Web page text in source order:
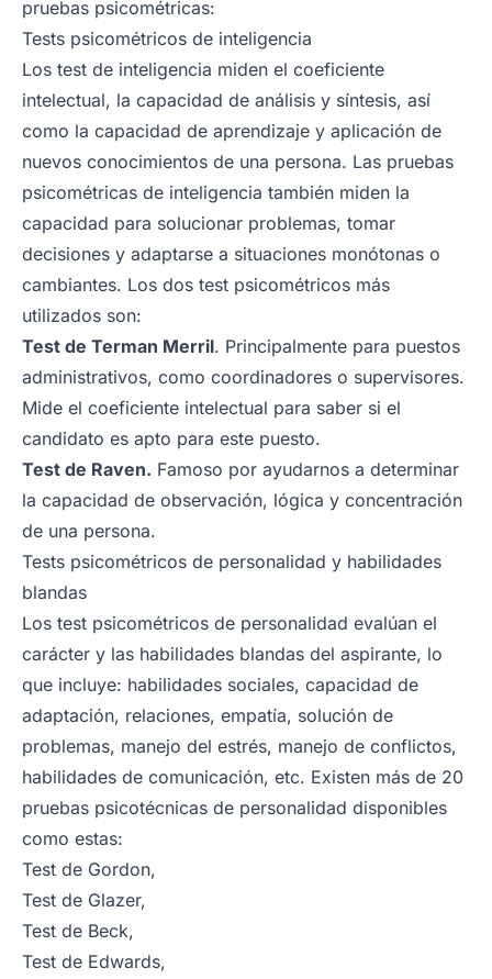
pruebas psicométricas:
Tests psicométricos de inteligencia
Los test de inteligencia miden el coeficiente
intelectual, la capacidad de análisis y síntesis, así
como la capacidad de aprendizaje y aplicación de
nuevos conocimientos de una persona. Las pruebas
psicométricas de inteligencia también miden la
capacidad para solucionar problemas, tomar
decisiones y adaptarse a situaciones monótonas o
cambiantes. Los dos test psicométricos más
utilizados son:
Test de Terman Merril. Principalmente para puestos
administrativos, como coordinadores o supervisores.
Mide el coeficiente intelectual para saber si el
candidato es apto para este puesto.
Test de Raven. Famoso por ayudarnos a determinar
la capacidad de observación, lógica y concentración
de una persona.
Tests psicométricos de personalidad y habilidades
blandas
Los test psicométricos de personalidad evalúan el
carácter y las habilidades blandas del aspirante, lo
que incluye: habilidades sociales, capacidad de
adaptación, relaciones, empatía, solución de
problemas, manejo del estrés, manejo de conflictos,
habilidades de comunicación, etc. Existen más de 20
pruebas psicotécnicas de personalidad disponibles
como estas:
Test de Gordon,
Test de Glazer,
Test de Beck,
Test de Edwards,